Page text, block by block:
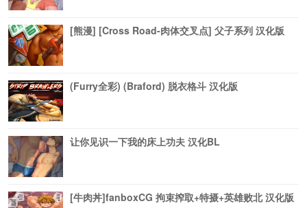
[熊漫] [Cross Road-肉体交叉点] 父子系列 汉化版
(Furry全彩) (Braford) 脱衣格斗 汉化版
让你见识一下我的床上功夫 汉化BL
[牛肉丼]fanboxCG 拘束搾取+特摄+英雄败北 汉化版